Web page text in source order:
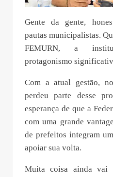
Gente da gente,
pautas municipalistas.
FEMURN, a
protagonismo
Com a atual gestão,
perdeu parte desse
esperança de que a
com uma grande
de prefeitos integram
apoiar sua volta.
Muita coisa ainda vai